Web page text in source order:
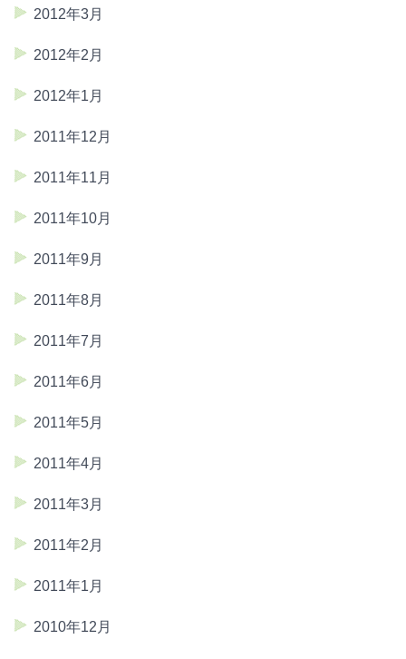
2012年3月
2012年2月
2012年1月
2011年12月
2011年11月
2011年10月
2011年9月
2011年8月
2011年7月
2011年6月
2011年5月
2011年4月
2011年3月
2011年2月
2011年1月
2010年12月